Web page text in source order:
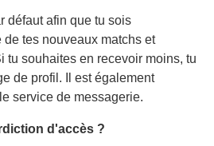
défaut afin que tu sois
tes nouveaux matchs et
tu souhaites en recevoir moins, tu
de profil. Il est également
service de messagerie.
d'accès ?